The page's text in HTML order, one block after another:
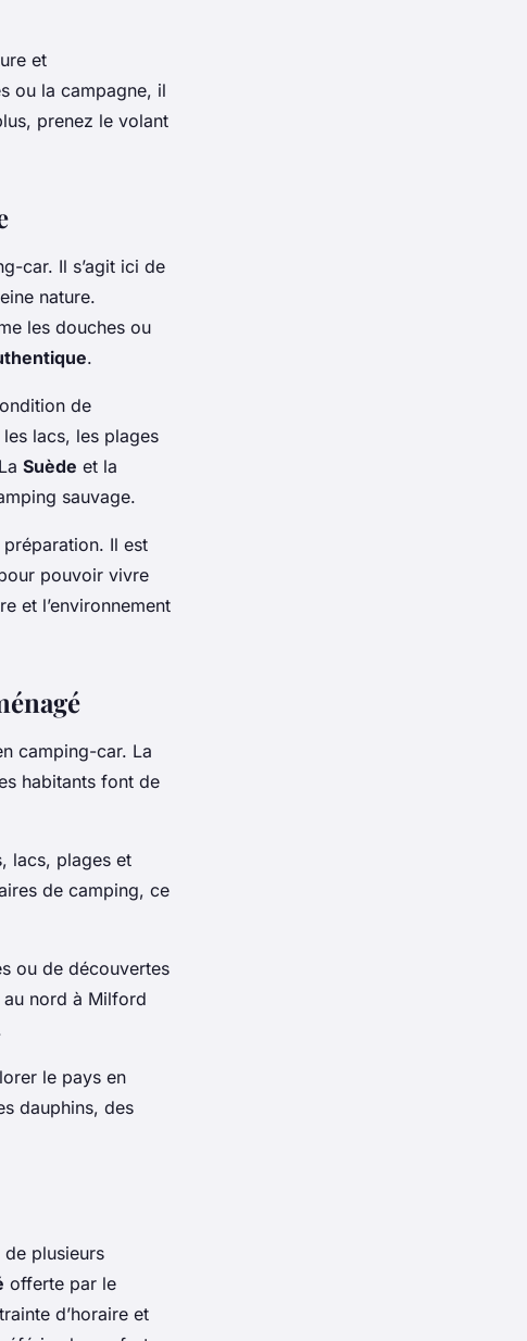
et
ou la campagne, il
prenez le volant
car. Il s’agit ici de
nature.
les douches ou
.
de
lacs, les plages
Suède et la
sauvage.
Il est
pouvoir vivre
et l’environnement
camping-car. La
habitants font de
lacs, plages et
de camping, ce
ou de découvertes
au nord à Milford
le pays en
dauphins, des
plusieurs
offerte par le
d’horaire et